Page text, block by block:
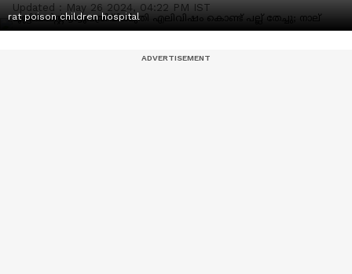
Updated : May 26 2024, 04:22 PM IST
rat poison children hospital